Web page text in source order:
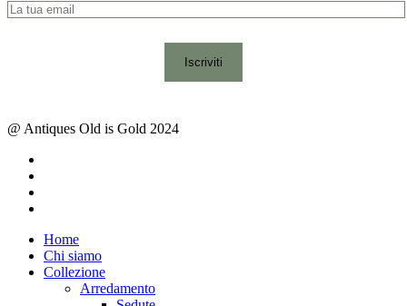
@ Antiques Old is Gold 2024
Close
Menu
Home
Chi siamo
Collezione
Arredamento